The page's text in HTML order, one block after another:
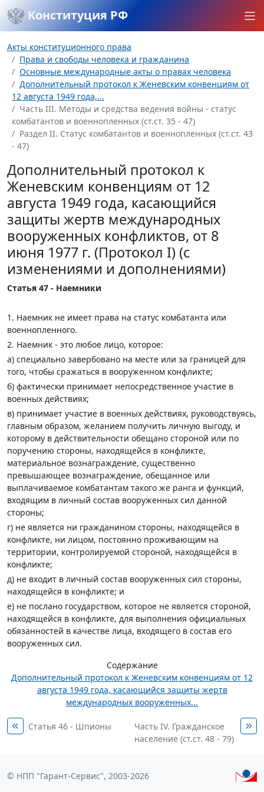
Конституция РФ
Акты конституционного права
Права и свободы человека и гражданина
Основные международные акты о правах человека
Дополнительный протокол к Женевским конвенциям от
12 августа 1949 года,...
Часть III. Методы и средства ведения войны - статус
комбатантов и военнопленных (ст.ст. 35 - 47)
Раздел II. Статус комбатантов и военнопленных (ст.ст. 43
- 47)
Дополнительный протокол к
Женевским конвенциям от 12
августа 1949 года, касающийся
защиты жертв международных
вооруженных конфликтов, от 8
июня 1977 г. (Протокол I) (с
изменениями и дополнениями)
Статья 47 - Наемники
1. Наемник не имеет права на статус комбатанта или
военнопленного.
2. Наемник - это любое лицо, которое:
а) специально завербовано на месте или за границей для
того, чтобы сражаться в вооруженном конфликте;
б) фактически принимает непосредственное участие в
военных действиях;
в) принимает участие в военных действиях, руководствуясь,
главным образом, желанием получить личную выгоду, и
которому в действительности обещано стороной или по
поручению стороны, находящейся в конфликте,
материальное вознаграждение, существенно
превышающее вознаграждение, обещанное или
выплачиваемое комбатантам такого же ранга и функций,
входящим в личный состав вооруженных сил данной
стороны;
г) не является ни гражданином стороны, находящейся в
конфликте, ни лицом, постоянно проживающим на
территории, контролируемой стороной, находящейся в
конфликте;
д) не входит в личный состав вооруженных сил стороны,
находящейся в конфликте; и
е) не послано государством, которое не является стороной,
находящейся в конфликте, для выполнения официальных
обязанностей в качестве лица, входящего в состав его
вооруженных сил.
Содержание
Дополнительный протокол к Женевским конвенциям от 12
августа 1949 года, касающийся защиты жертв
международных вооруженных...
Статья 46 - Шпионы
Часть IV. Гражданское
население (ст.ст. 48 - 79)
© НПП "Гарант-Сервис", 2003-2026